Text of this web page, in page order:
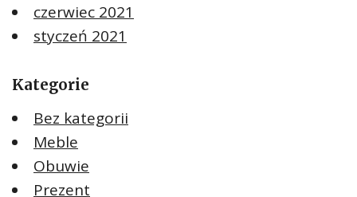
czerwiec 2021
styczeń 2021
Kategorie
Bez kategorii
Meble
Obuwie
Prezent